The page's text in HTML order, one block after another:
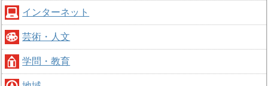
インターネット
芸術・人文
学問・教育